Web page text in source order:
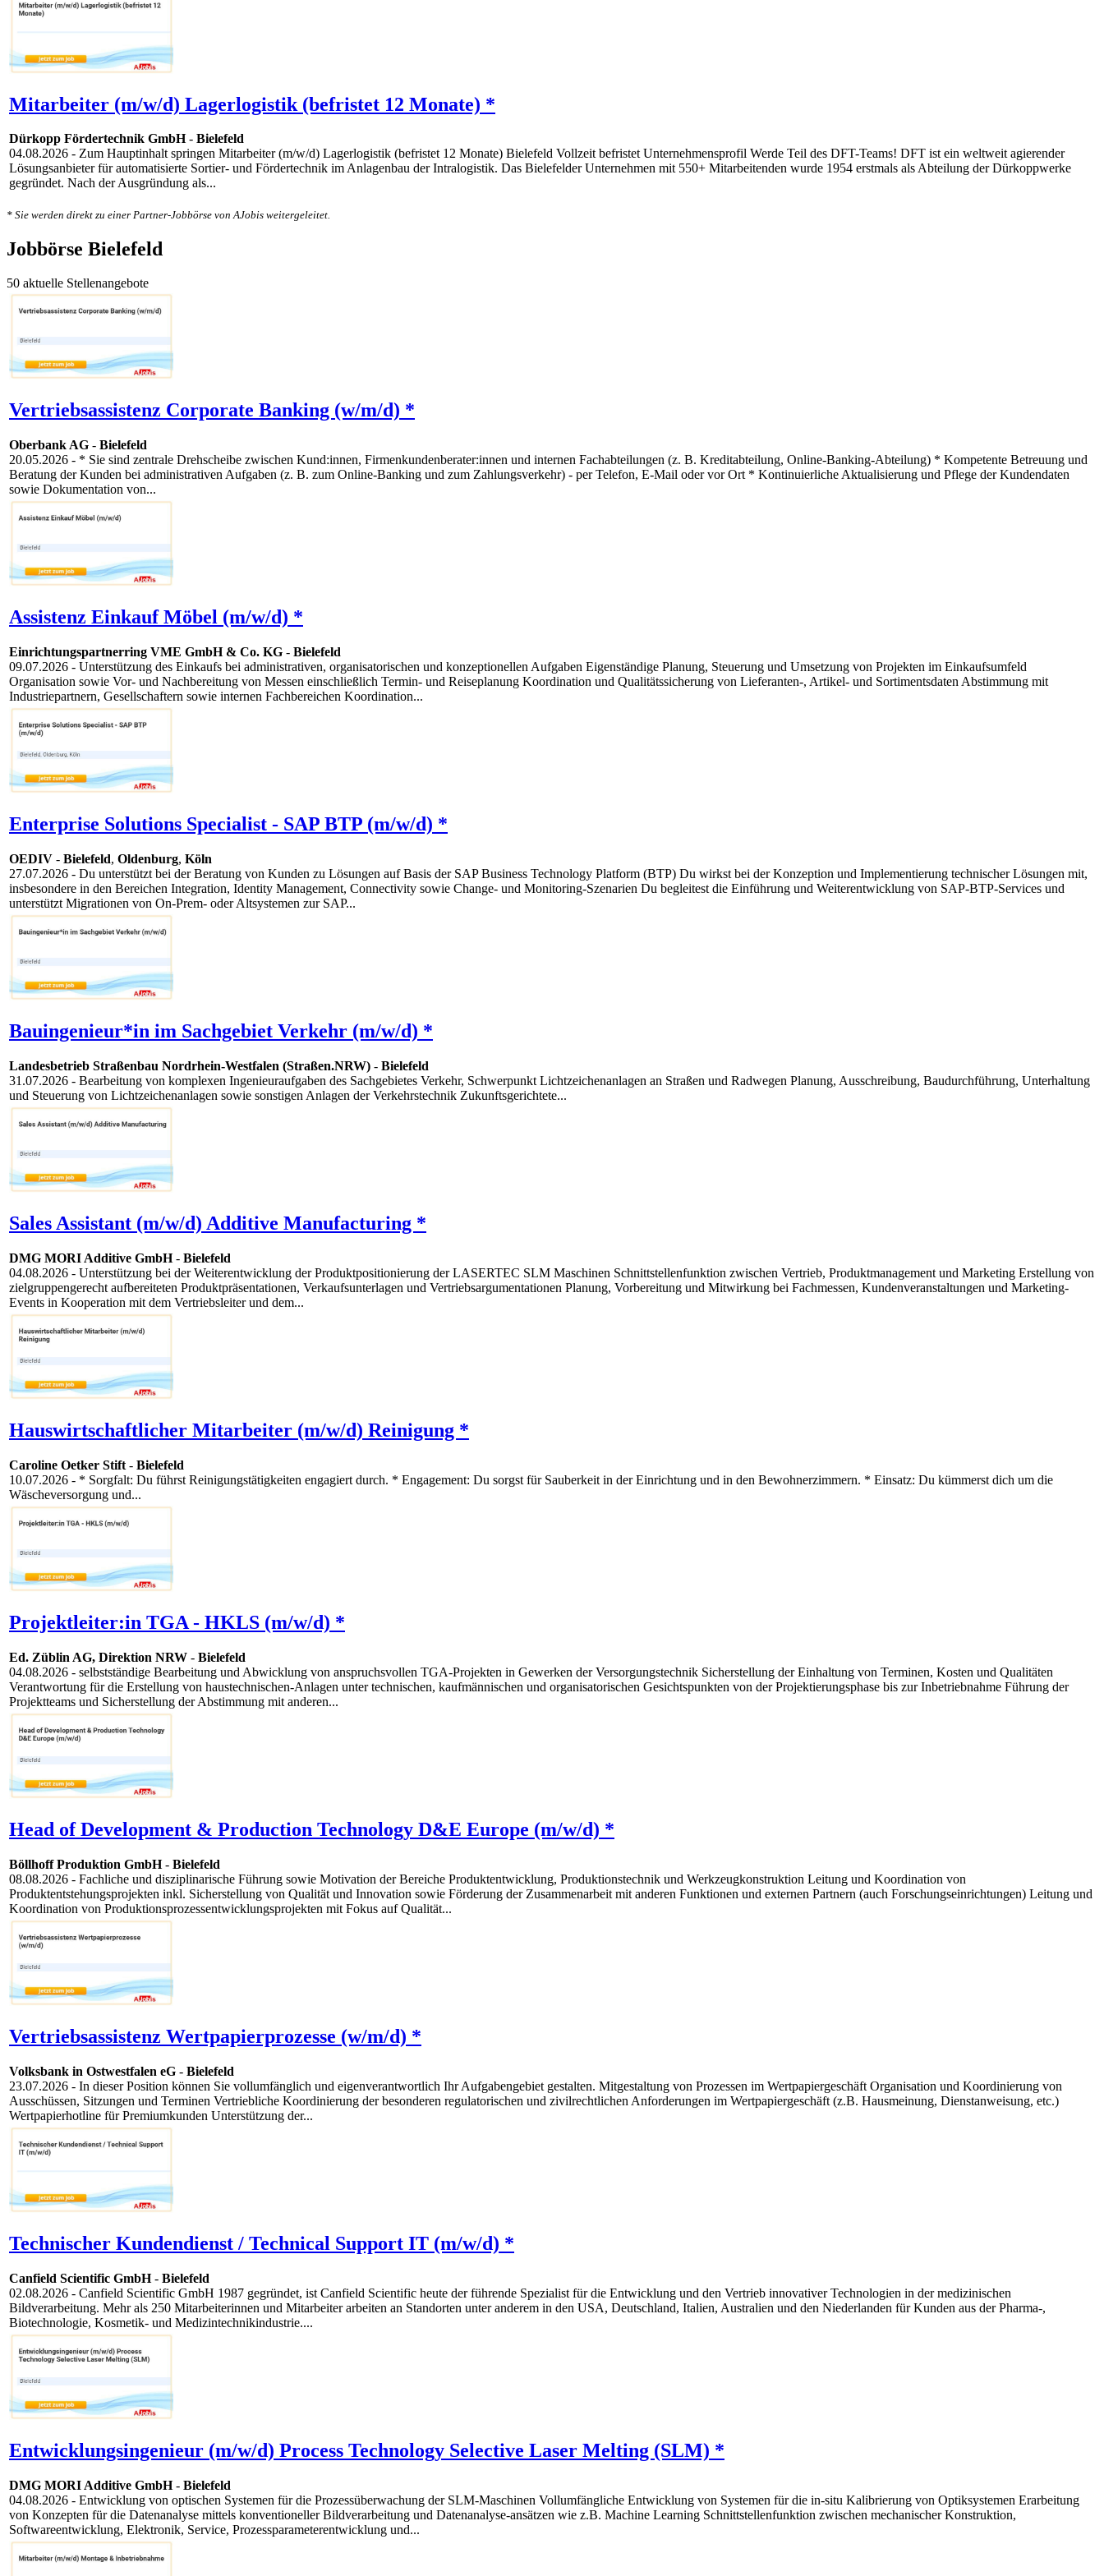
Mitarbeiter (m/w/d) Lagerlogistik (befristet 12 Monate) *
Dürkopp Fördertechnik GmbH- Bielefeld
04.08.2026 - Zum Hauptinhalt springen Mitarbeiter (m/w/d) Lagerlogistik (befristet 12 Monate) Bielefeld Vollzeit befristet Unternehmensprofil Werde Teil des DFT-Teams! DFT ist ein weltweit agierender
Lösungsanbieter für automatisierte Sortier- und Fördertechnik im Anlagenbau der Intralogistik. Das Bielefelder Unternehmen mit 550+ Mitarbeitenden wurde 1954 erstmals als Abteilung der Dürkoppwerke
gegründet. Nach der Ausgründung als...
* Sie werden direkt zu einer Partner-Jobbörse von AJobis weitergeleitet.
Jobbörse Bielefeld
50 aktuelle Stellenangebote
Vertriebsassistenz Corporate Banking (w/m/d) *
Oberbank AG - Bielefeld
20.05.2026 - * Sie sind zentrale Drehscheibe zwischen Kund:innen, Firmenkundenberater:innen und internen Fachabteilungen (z. B. Kreditabteilung, Online-Banking-Abteilung) * Kompetente Betreuung und
Beratung der Kunden bei administrativen Aufgaben (z. B. zum Online-Banking und zum Zahlungsverkehr) - per Telefon, E-Mail oder vor Ort * Kontinuierliche Aktualisierung und Pflege der Kundendaten
sowie Dokumentation von...
Assistenz Einkauf Möbel (m/w/d) *
Einrichtungspartnerring VME GmbH & Co. KG - Bielefeld
09.07.2026 - Unterstützung des Einkaufs bei administrativen, organisatorischen und konzeptionellen Aufgaben Eigenständige Planung, Steuerung und Umsetzung von Projekten im Einkaufsumfeld
Organisation sowie Vor- und Nachbereitung von Messen einschließlich Termin- und Reiseplanung Koordination und Qualitätssicherung von Lieferanten-, Artikel- und Sortimentsdaten Abstimmung mit
Industriepartnern, Gesellschaftern sowie internen Fachbereichen Koordination...
Enterprise Solutions Specialist - SAP BTP (m/w/d) *
OEDIV - Bielefeld, Oldenburg, Köln
27.07.2026 - Du unterstützt bei der Beratung von Kunden zu Lösungen auf Basis der SAP Business Technology Platform (BTP) Du wirkst bei der Konzeption und Implementierung technischer Lösungen mit,
insbesondere in den Bereichen Integration, Identity Management, Connectivity sowie Change- und Monitoring-Szenarien Du begleitest die Einführung und Weiterentwicklung von SAP-BTP-Services und
unterstützt Migrationen von On-Prem- oder Altsystemen zur SAP...
Bauingenieur*in im Sachgebiet Verkehr (m/w/d) *
Landesbetrieb Straßenbau Nordrhein-Westfalen (Straßen.NRW) - Bielefeld
31.07.2026 - Bearbeitung von komplexen Ingenieuraufgaben des Sachgebietes Verkehr, Schwerpunkt Lichtzeichenanlagen an Straßen und Radwegen Planung, Ausschreibung, Baudurchführung, Unterhaltung
und Steuerung von Lichtzeichenanlagen sowie sonstigen Anlagen der Verkehrstechnik Zukunftsgerichtete...
Sales Assistant (m/w/d) Additive Manufacturing *
DMG MORI Additive GmbH- Bielefeld
04.08.2026 - Unterstützung bei der Weiterentwicklung der Produktpositionierung der LASERTEC SLM Maschinen Schnittstellenfunktion zwischen Vertrieb, Produktmanagement und Marketing Erstellung von
zielgruppengerecht aufbereiteten Produktpräsentationen, Verkaufsunterlagen und Vertriebsargumentationen Planung, Vorbereitung und Mitwirkung bei Fachmessen, Kundenveranstaltungen und Marketing-
Events in Kooperation mit dem Vertriebsleiter und dem...
Hauswirtschaftlicher Mitarbeiter (m/w/d) Reinigung *
Caroline Oetker Stift - Bielefeld
10.07.2026 - * Sorgfalt: Du führst Reinigungstätigkeiten engagiert durch. * Engagement: Du sorgst für Sauberkeit in der Einrichtung und in den Bewohnerzimmern. * Einsatz: Du kümmerst dich um die
Wäscheversorgung und...
Projektleiter:in TGA - HKLS (m/w/d) *
Ed. Züblin AG, Direktion NRW - Bielefeld
04.08.2026 - selbstständige Bearbeitung und Abwicklung von anspruchsvollen TGA-Projekten in Gewerken der Versorgungstechnik Sicherstellung der Einhaltung von Terminen, Kosten und Qualitäten
Verantwortung für die Erstellung von haustechnischen-Anlagen unter technischen, kaufmännischen und organisatorischen Gesichtspunkten von der Projektierungsphase bis zur Inbetriebnahme Führung der
Projektteams und Sicherstellung der Abstimmung mit anderen...
Head of Development & Production Technology D&E Europe (m/w/d) *
Böllhoff Produktion GmbH- Bielefeld
08.08.2026 - Fachliche und disziplinarische Führung sowie Motivation der Bereiche Produktentwicklung, Produktionstechnik und Werkzeugkonstruktion Leitung und Koordination von
Produktentstehungsprojekten inkl. Sicherstellung von Qualität und Innovation sowie Förderung der Zusammenarbeit mit anderen Funktionen und externen Partnern (auch Forschungseinrichtungen) Leitung und
Koordination von Produktionsprozessentwicklungsprojekten mit Fokus auf Qualität...
Vertriebsassistenz Wertpapierprozesse (w/m/d) *
Volksbank in Ostwestfalen eG - Bielefeld
23.07.2026 - In dieser Position können Sie vollumfänglich und eigenverantwortlich Ihr Aufgabengebiet gestalten. Mitgestaltung von Prozessen im Wertpapiergeschäft Organisation und Koordinierung von
Ausschüssen, Sitzungen und Terminen Vertriebliche Koordinierung der besonderen regulatorischen und zivilrechtlichen Anforderungen im Wertpapiergeschäft (z.B. Hausmeinung, Dienstanweisung, etc.)
Wertpapierhotline für Premiumkunden Unterstützung der...
Technischer Kundendienst / Technical Support IT (m/w/d) *
Canfield Scientific GmbH- Bielefeld
02.08.2026 - Canfield Scientific GmbH 1987 gegründet, ist Canfield Scientific heute der führende Spezialist für die Entwicklung und den Vertrieb innovativer Technologien in der medizinischen
Bildverarbeitung. Mehr als 250 Mitarbeiterinnen und Mitarbeiter arbeiten an Standorten unter anderem in den USA, Deutschland, Italien, Australien und den Niederlanden für Kunden aus der Pharma-,
Biotechnologie, Kosmetik- und Medizintechnikindustrie....
Entwicklungsingenieur (m/w/d) Process Technology Selective Laser Melting (SLM) *
DMG MORI Additive GmbH- Bielefeld
04.08.2026 - Entwicklung von optischen Systemen für die Prozessüberwachung der SLM-Maschinen Vollumfängliche Entwicklung von Systemen für die in-situ Kalibrierung von Optiksystemen Erarbeitung
von Konzepten für die Datenanalyse mittels konventioneller Bildverarbeitung und Datenanalyse-ansätzen wie z.B. Machine Learning Schnittstellenfunktion zwischen mechanischer Konstruktion,
Softwareentwicklung, Elektronik, Service, Prozessparameterentwicklung und...